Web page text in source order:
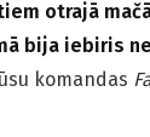
otrajā
bija iebiris
komandas